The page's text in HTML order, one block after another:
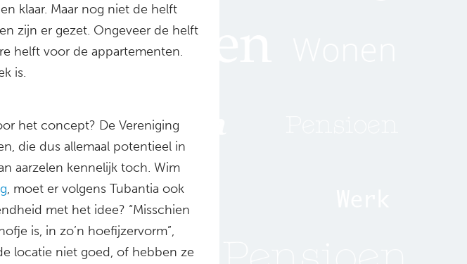
klaar. Maar nog niet de helft
zijn er gezet. Ongeveer de helft
helft voor de appartementen.
is.
het concept? De Vereniging
die dus allemaal potentieel in
aarzelen kennelijk toch. Wim
, moet er volgens Tubantia ook
met het idee? “Misschien
is, in zo’n hoefijzervorm”,
locatie niet goed, of hebben ze